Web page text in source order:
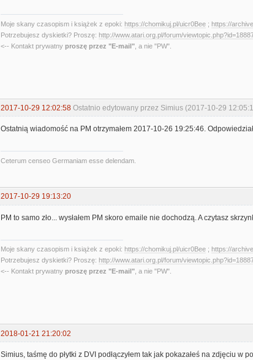
Moje skany czasopism i książek z epoki: https://chomikuj.pl/uicr0Bee ; https://
Potrzebujesz dyskietki? Proszę: http://www.atari.org.pl/forum/
<-- Kontakt prywatny proszę przez "E-mail" , a nie "PW".
2017-10-29 12:02:58 Ostatnio edytowany przez Simius (2017-10-29
Ostatnią wiadomość na PM otrzymałem 2017-10-26 19:25:46.
Ceterum censeo Germaniam esse delendam.
2017-10-29 19:13:20
PM to samo zło... wysłałem PM skoro emaile nie dochodzą. A czytasz
Moje skany czasopism i książek z epoki: https://chomikuj.pl/uicr0Bee ; https://
Potrzebujesz dyskietki? Proszę: http://www.atari.org.pl/forum/
<-- Kontakt prywatny proszę przez "E-mail" , a nie "PW".
2018-01-21 21:20:02
Simius, taśmę do płytki z DVI podłączyłem tak jak pokazałeś na zdjęciu